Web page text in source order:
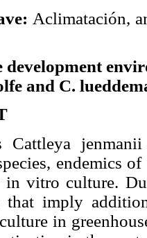
Aclimatación,
development
and C.
Cattleya
endemics
in vitro culture.
that imply
in